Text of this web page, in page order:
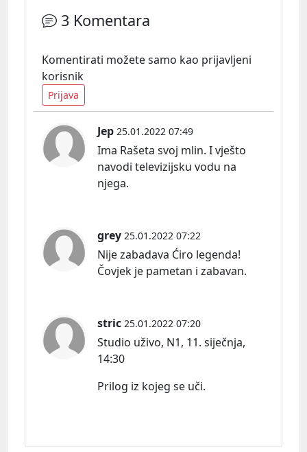
3 Komentara
Komentirati možete samo kao prijavljeni
korisnik
Prijava
Jep 25.01.2022 07:49
Ima Rašeta svoj mlin. I vješto
navodi televizijsku vodu na
njega.
grey 25.01.2022 07:22
Nije zabadava Ćiro legenda!
Čovjek je pametan i zabavan.
stric 25.01.2022 07:20
Studio uživo, N1, 11. siječnja,
14:30
Prilog iz kojeg se uči.